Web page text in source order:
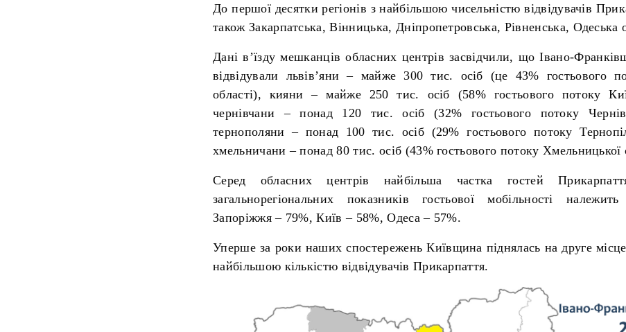
До першої десятки регіонів з найбільшою чисельністю відвідувачів
також Закарпатська, Вінницька, Дніпропетровська, Рівненська, Одеська
Дані в’їзду мешканців обласних центрів засвідчили, що Івано-
відвідували львів’яни – майже 300 тис. осіб (це 43% гостьового
області), кияни – майже 250 тис. осіб (58% гостьового потоку
чернівчани – понад 120 тис. осіб (32% гостьового потоку
тернополяни – понад 100 тис. осіб (29% гостьового потоку
хмельничани – понад 80 тис. осіб (43% гостьового потоку Хмельницької
Серед обласних центрів найбільша частка гостей
загальнорегіональних показників гостьової мобільності
Запоріжжя – 79%, Київ – 58%, Одеса – 57%.
Уперше за роки наших спостережень Київщина піднялась на друге місце
найбільшою кількістю відвідувачів Прикарпаття.